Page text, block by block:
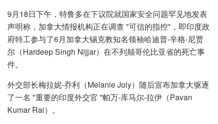
9月18日下午，特鲁多在下议院就国家安全问题罕见地发表
声明称，加拿大情报机构正在调查 "可信的指控"，即印度政
府特工参与了6月加拿大锡克教知名领袖哈迪普-辛格-尼贾
尔（Hardeep Singh Nijjar）在不列颠哥伦比亚省的死亡事
件。
外交部长梅拉妮-乔利（Melanie Joly）随后宣布加拿大驱逐
了一名 "重要的印度外交官 "帕万-库马尔-拉伊（Pavan
Kumar Rai）。